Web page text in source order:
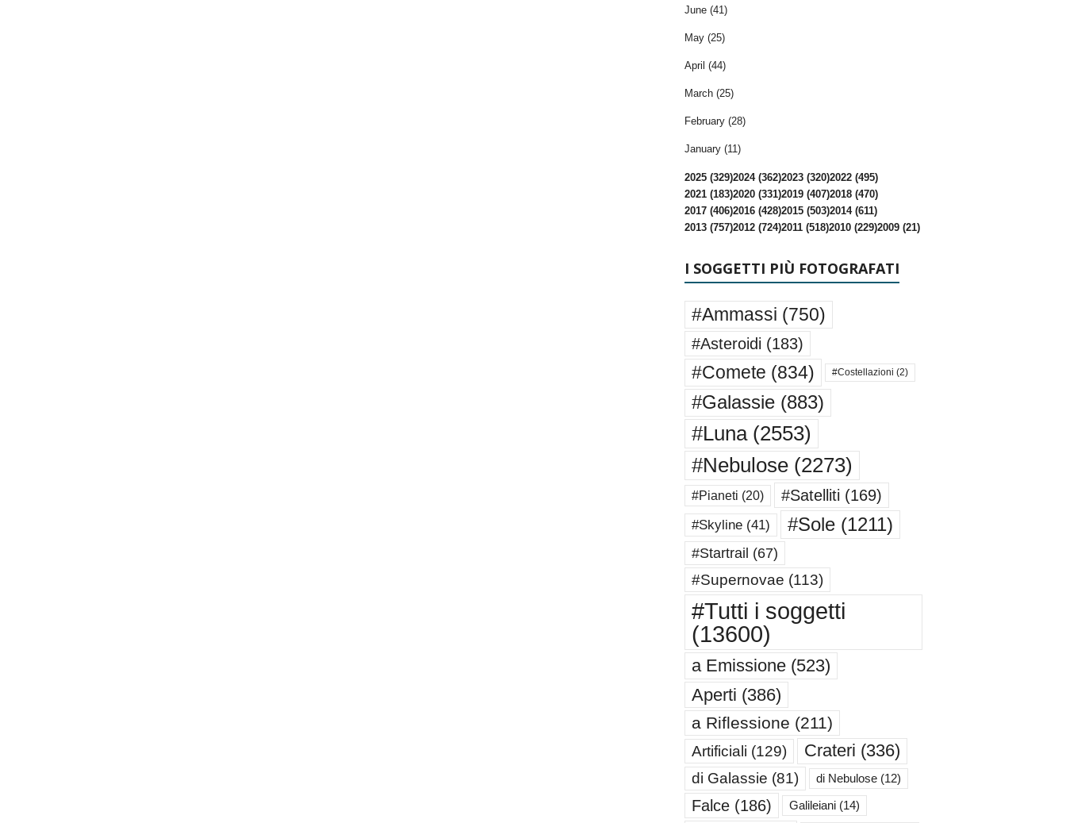
June (41)
May (25)
April (44)
March (25)
February (28)
January (11)
2025 (329)2024 (362)2023 (320)2022 (495)
2021 (183)2020 (331)2019 (407)2018 (470)
2017 (406)2016 (428)2015 (503)2014 (611)
2013 (757)2012 (724)2011 (518)2010 (229)2009 (21)
I SOGGETTI PIÙ FOTOGRAFATI
#Ammassi (750)
#Asteroidi (183)
#Comete (834) #Costellazioni (2)
#Galassie(883)
#Luna(2553)
#Nebulose(2273)
#Pianeti (20) #Satelliti (169)
#Skyline(41) #Sole(1211)
#Startrail (67)
#Supernovae (113)
#Tutti i soggetti
(13600)
a Emissione(523)
Aperti (386)
a Riflessione (211)
Artificiali (129) Crateri (336)
di Galassie (81) di Nebulose(12)
Falce(186) Galileiani(14)